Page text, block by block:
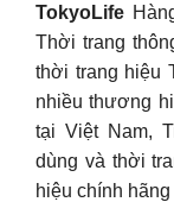
TokyoLife
Thời trang
thời trang hiệu
nhiều thương
tại Việt Nam,
dùng và thời
hiệu chính